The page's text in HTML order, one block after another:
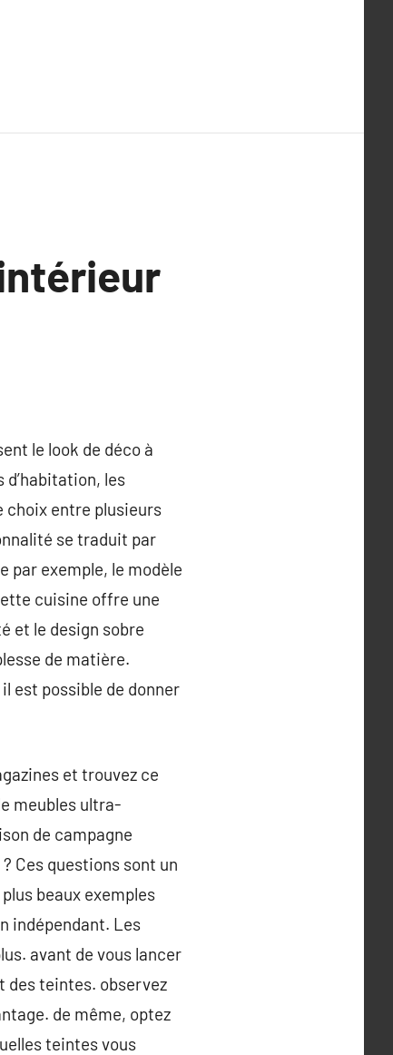
le look de déco à
les
choix entre plusieurs
se traduit par
par exemple, le modèle
cuisine offre une
et le design sobre
de matière.
est possible de donner
et trouvez ce
meubles ultra-
de campagne
Ces questions sont un
beaux exemples
indépendant. Les
avant de vous lancer
des teintes. observez
de même, optez
teintes vous